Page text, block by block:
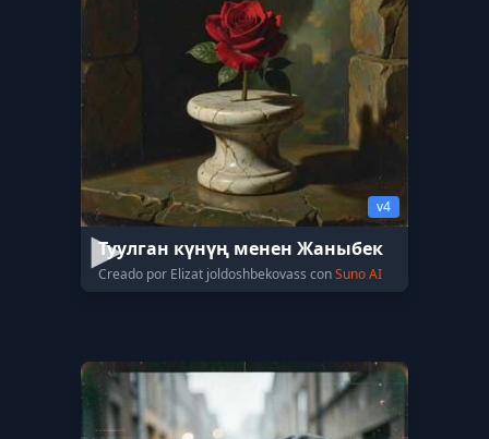
v4
Туулган күнүң менен Жаныбек
Creado por Elizat joldoshbekovass conSuno AI